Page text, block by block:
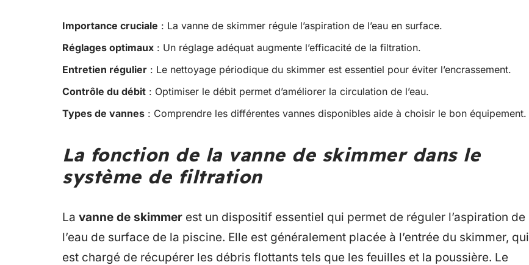
Importance cruciale : La vanne de skimmer régule l’aspiration de l’eau en surface.
Réglages optimaux : Un réglage adéquat augmente l’efficacité de la filtration.
Entretien régulier : Le nettoyage périodique du skimmer est essentiel pour éviter l’encrassement.
Contrôle du débit : Optimiser le débit permet d’améliorer la circulation de l’eau.
Types de vannes : Comprendre les différentes vannes disponibles aide à choisir le bon équipement.
La fonction de la vanne de skimmer dans le
système de filtration
La vanne de skimmer est un dispositif essentiel qui permet de réguler l’aspiration de
l’eau de surface de la piscine. Elle est généralement placée à l’entrée du skimmer, qui
est chargé de récupérer les débris flottants tels que les feuilles et la poussière. Le